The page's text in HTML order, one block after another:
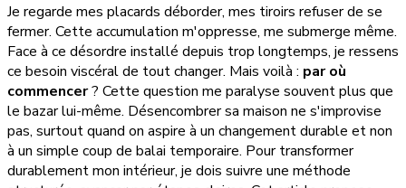
Je regarde mes placards déborder, mes tiroirs refuser de se
fermer. Cette accumulation m'oppresse, me submerge même.
Face à ce désordre installé depuis trop longtemps, je ressens
ce besoin viscéral de tout changer. Mais voilà : par où
commencer? Cette question me paralyse souvent plus que
le bazar lui-même. Désencombrer sa maison ne s'improvise
pas, surtout quand on aspire à un changement durable et non
à un simple coup de balai temporaire. Pour transformer
durablement mon intérieur, je dois suivre une méthode